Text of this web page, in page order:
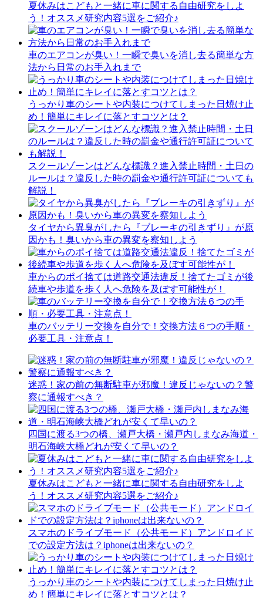
夏休みはこどもと一緒に車に関する自由研究をしよ
う！オススメ研究内容5選をご紹介♪
車のエアコンが臭い！一瞬で臭いを消し去る簡単な方
法から日常のお手入れまで
うっかり車のシートや内装につけてしまった日焼け止
め！簡単にキレイに落とすコツとは？
スクールゾーンはどんな標識？進入禁止時間・土日の
ルールは？違反した時の罰金や通行許可証についても
解説！
タイヤから異臭がしたら『ブレーキの引きずり』が原
因かも！臭いから車の異変を察知しよう
車からのポイ捨ては道路交通法違反！捨てたゴミが後
続車や歩道を歩く人へ危険を及ぼす可能性が！
車のバッテリー交換を自分で！交換方法６つの手順・
必要工具・注意点！
迷惑！家の前の無断駐車が邪魔！違反じゃないの？警
察に通報すべき？
四国に渡る3つの橋、瀬戸大橋・瀬戸内しまなみ海道・
明石海峡大橋どれが安くて早いの？
夏休みはこどもと一緒に車に関する自由研究をしよ
う！オススメ研究内容5選をご紹介♪
スマホのドライブモード（公共モード）アンドロイド
での設定方法は？iphoneは出来ないの？
うっかり車のシートや内装につけてしまった日焼け止
め！簡単にキレイに落とすコツとは？